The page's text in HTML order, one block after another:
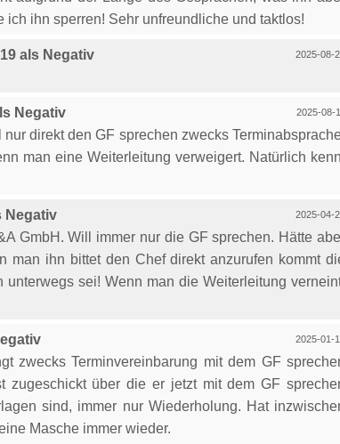
ihn sperren! Sehr unfreundliche und taktlos!
2025-08-
als Negativ
2025-08-
Negativ
direkt den GF sprechen zwecks
man eine Weiterleitung verweigert. Natürlich
2025-04-
Negativ
GmbH. Will immer nur die GF sprechen. Hätte
man ihn bittet den Chef direkt anzurufen kommt
sei! Wenn man die Weiterleitung
2025-01-
zwecks Terminvereinbarung mit dem GF
zugeschickt über die er jetzt mit dem GF
sind, immer nur Wiederholung. Hat
Masche immer wieder.